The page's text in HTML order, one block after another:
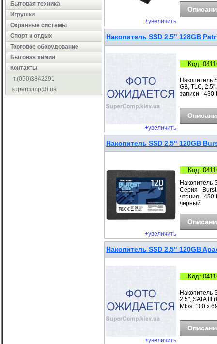
Бытовая техника
Игрушки
Охранные системы
Cпорт и отдых
Торговое оборудование
Бытовая химия
Контакты
т.(050)3842291
supercomp@i.ua
+увеличить
Накопитель SSD 2.5" 128GB
+увеличить
Код:
Накопитель
GB, TLC,
записи - 430
Накопитель SSD 2.5" 120GB
+увеличить
Код:
Накопитель
Серия - Burst
чтения - 450
черный
Накопитель SSD 2.5" 120GB
+увеличить
Код:
Накопитель
2.5", SATA III
Mb/s, 100 x